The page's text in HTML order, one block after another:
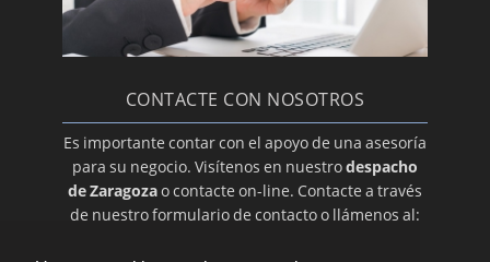
CONTACTE CON NOSOTROS
Es importante contar con el apoyo de una asesoría
para su negocio. Visítenos en nuestrodespacho
de Zaragozao contacte on-line. Contacte a través
de nuestro formulario de contacto o llámenos al: